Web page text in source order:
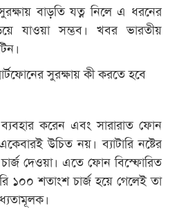
বাড়তি যত্ন নিলে এ ধরনের
যাওয়া সম্ভব। খবর ভারতীয়
সুরক্ষায় কী করতে হবে
করেন এবং সারারাত ফোন
উচিত নয়। ব্যাটারি নষ্টের
দেওয়া। এতে ফোন বিস্ফোরিত
১০০ শতাংশ চার্জ হয়ে গেলেই তা